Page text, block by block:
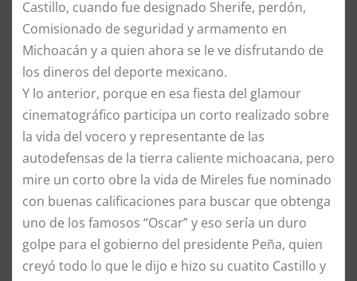
Castillo, cuando fue designado Sherife, perdón,
Comisionado de seguridad y armamento en
Michoacán y a quien ahora se le ve disfrutando de
los dineros del deporte mexicano.
Y lo anterior, porque en esa fiesta del glamour
cinematográfico participa un corto realizado sobre
la vida del vocero y representante de las
autodefensas de la tierra caliente michoacana, pero
mire un corto obre la vida de Mireles fue nominado
con buenas calificaciones para buscar que obtenga
uno de los famosos “Oscar” y eso sería un duro
golpe para el gobierno del presidente Peña, quien
creyó todo lo que le dijo e hizo su cuatito Castillo y